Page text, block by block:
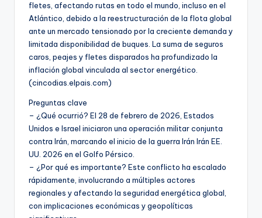
fletes, afectando rutas en todo el mundo, incluso en el
Atlántico, debido a la reestructuración de la flota global
ante un mercado tensionado por la creciente demanda y
limitada disponibilidad de buques. La suma de seguros
caros, peajes y fletes disparados ha profundizado la
inflación global vinculada al sector energético.
(cincodias.elpais.com)
Preguntas clave
– ¿Qué ocurrió? El 28 de febrero de 2026, Estados
Unidos e Israel iniciaron una operación militar conjunta
contra Irán, marcando el inicio de la guerra Irán Irán EE.
UU. 2026 en el Golfo Pérsico.
– ¿Por qué es importante? Este conflicto ha escalado
rápidamente, involucrando a múltiples actores
regionales y afectando la seguridad energética global,
con implicaciones económicas y geopolíticas